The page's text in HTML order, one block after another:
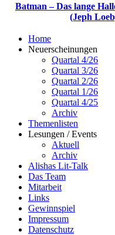
Batman – Das lange
(Jeph
Home
Neuerscheinungen
Quartal 4/26
Quartal 3/26
Quartal 2/26
Quartal 1/26
Quartal 4/25
Archiv
Themenlisten
Lesungen / Events
Aktuell
Archiv
Alishas Lit-Talk
Das Team
Mitarbeit
Links
Gewinnspiel
Impressum
Datenschutz